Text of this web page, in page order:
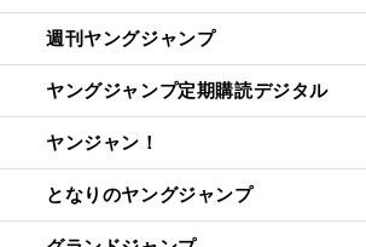
週刊ヤングジャンプ
ヤングジャンプ定期購読デジタル
ヤンジャン！
となりのヤングジャンプ